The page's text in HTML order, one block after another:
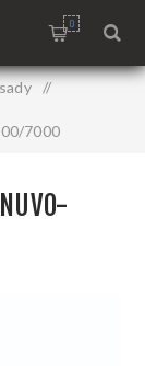
0
/
7000